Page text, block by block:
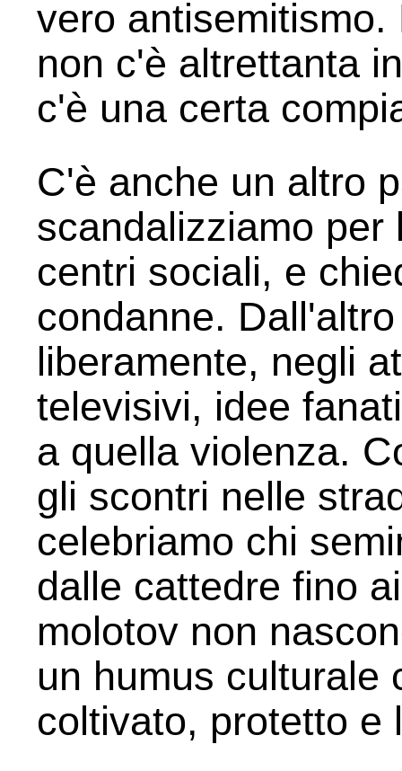
vero
non c'è altrettanta
c'è una certa
C'è anche un altro
scandalizziamo
centri sociali, e
condanne.
liberamente, negli
televisivi, idee
a quella violenza.
gli scontri nelle
celebriamo chi
dalle cattedre fino
molotov non
un humus culturale
coltivato, protetto e